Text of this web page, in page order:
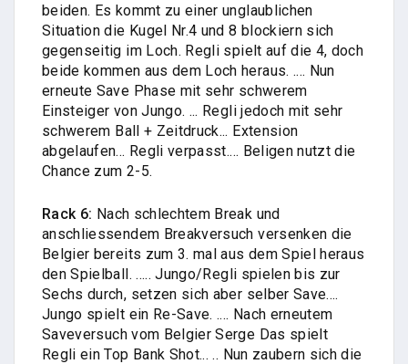
beiden. Es kommt zu einer unglaublichen
Situation die Kugel Nr.4 und 8 blockiern sich
gegenseitig im Loch. Regli spielt auf die 4, doch
beide kommen aus dem Loch heraus. .... Nun
erneute Save Phase mit sehr schwerem
Einsteiger von Jungo. ... Regli jedoch mit sehr
schwerem Ball + Zeitdruck... Extension
abgelaufen... Regli verpasst.... Beligen nutzt die
Chance zum 2-5.
Rack 6: Nach schlechtem Break und
anschliessendem Breakversuch versenken die
Belgier bereits zum 3. mal aus dem Spiel heraus
den Spielball. ..... Jungo/Regli spielen bis zur
Sechs durch, setzen sich aber selber Save....
Jungo spielt ein Re-Save. .... Nach erneutem
Saveversuch vom Belgier Serge Das spielt
Regli ein Top Bank Shot... .. Nun zaubern sich die